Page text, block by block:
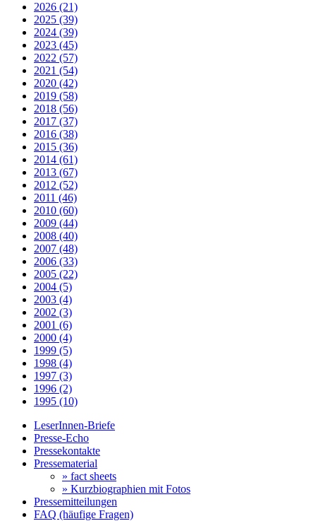
2026 (21)
2025 (39)
2024 (39)
2023 (45)
2022 (57)
2021 (54)
2020 (42)
2019 (58)
2018 (56)
2017 (37)
2016 (38)
2015 (36)
2014 (61)
2013 (67)
2012 (52)
2011 (46)
2010 (60)
2009 (44)
2008 (40)
2007 (48)
2006 (33)
2005 (22)
2004 (5)
2003 (4)
2002 (3)
2001 (6)
2000 (4)
1999 (5)
1998 (4)
1997 (3)
1996 (2)
1995 (10)
LeserInnen-Briefe
Presse-Echo
Pressekontakte
Pressematerial
» fact sheets
» Kurzbiographien mit Fotos
Pressemitteilungen
FAQ (häufige Fragen)